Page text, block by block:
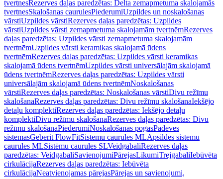
tvertnesRezerves daļas paredzētas: Delta zemapmetuma skalojamās
tvertnesSkalošanas caurulesPiederumiUzpildes un noskalošanas
vārstiUzpildes vārstiRezerves daļas paredzētas: Uzpildes
vārstiUzpildes vārsti zemapmetuma skalojamām tvertnēmRezerves
daļas paredzētas: Uzpildes vārsti zemapmetuma skalojamām
tvertnēmUzpildes vārsti keramikas skalojamā ūdens
tvertnēmRezerves daļas paredzētas: Uzpildes vārsti keramikas
skalojamā ūdens tvertnēmUzpildes vārsti universālajām skalojamā
ūdens tvertnēmRezerves daļas paredzētas: Uzpildes vārsti
universālajām skalojamā ūdens tvertnēmNoskalošanas
vārstiRezerves daļas paredzētas: Noskalošanas vārstiDivu režīmu
skalošanaRezerves daļas paredzētas: Divu režīmu skalošanaIekšējo
detaļu komplektiRezerves daļas paredzētas: Iekšējo detaļu
komplektiDivu režīmu skalošanaRezerves daļas paredzētas: Divu
režīmu skalošanaPiederumiNoskalošanas pogasPadeves
sistēmasGeberit FlowFitSistēmu caurules MLApsildes sistēmu
caurules MLSistēmu caurules SLVeidgabaliRezerves daļas
paredzētas: VeidgabaliSavienojumiPārejasLīkumiTrejgabaliIebūvēta
cirkulācijaRezerves daļas paredzētas: Iebūvēta
cirkulācijaNeatvienojamas pārejasPārejas un savienojumi,